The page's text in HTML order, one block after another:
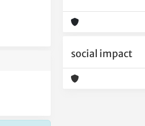
social impact